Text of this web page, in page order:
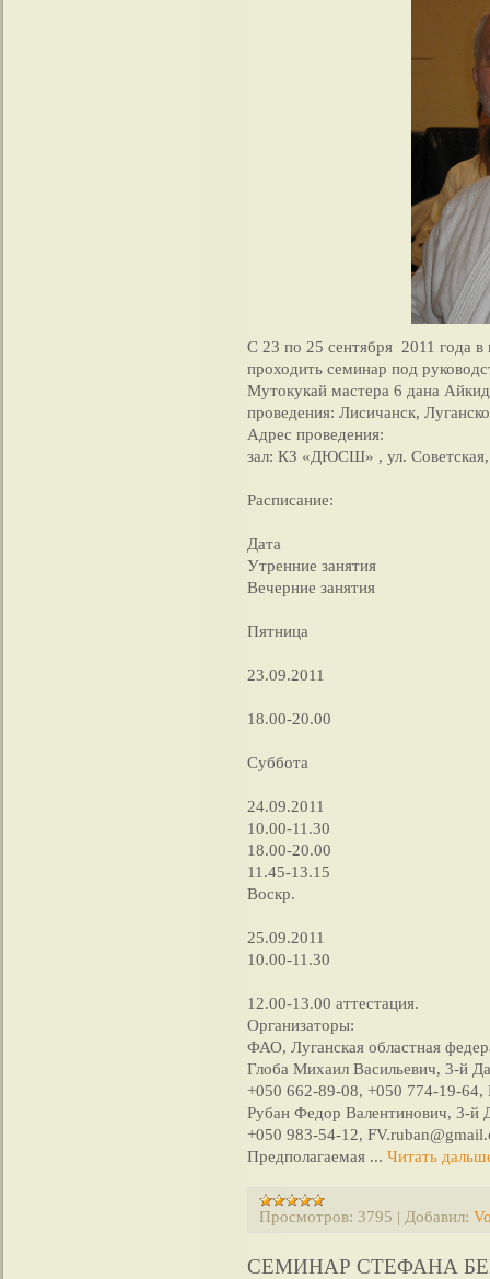
С 23 по 25 сентября 2011 года в
проходить семинар под
Мутокукай мастера 6 дана
проведения: Лисичанск,
Адрес проведения:
зал: КЗ «ДЮСШ» , ул.
Расписание:
Дата
Утренние занятия
Вечерние занятия
Пятница
23.09.2011
18.00-20.00
Суббота
24.09.2011
10.00-11.30
18.00-20.00
11.45-13.15
Воскр.
25.09.2011
10.00-11.30
12.00-13.00 аттестация.
Организаторы:
ФАО, Луганская областная
Глоба Михаил Васильевич, 3-й
+050 662-89-08, +050 774-19-
Рубан Федор Валентинович, 3-й
+050 983-54-12,
Предполагаемая ... Читать
Просмотров: 3795 | Добавил:
СЕМИНАР СТЕФАНА